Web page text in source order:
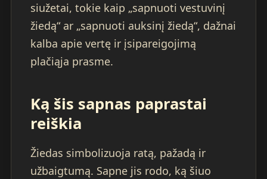
siužetai, tokie kaip „sapnuoti vestuvinį
žiedą“ ar „sapnuoti auksinį žiedą“, dažnai
kalba apie vertę ir įsipareigojimą
plačiąja prasme.
Ką šis sapnas paprastai
reiškia
Žiedas simbolizuoja ratą, pažadą ir
užbaigtumą. Sapne jis rodo, ką šiuo